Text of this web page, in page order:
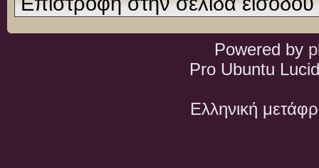
Powered by
Pro Ubuntu
Ελληνική